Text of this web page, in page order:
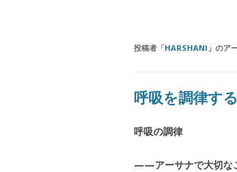
投稿者「HARSHANI 」のア
呼吸を調律する
呼吸の調律
——アーサナで大切な